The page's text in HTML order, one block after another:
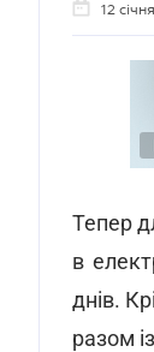
12
Тепер
в
днів.
разом